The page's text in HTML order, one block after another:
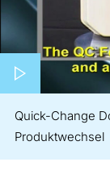
Quick-Change
Produktwechsel